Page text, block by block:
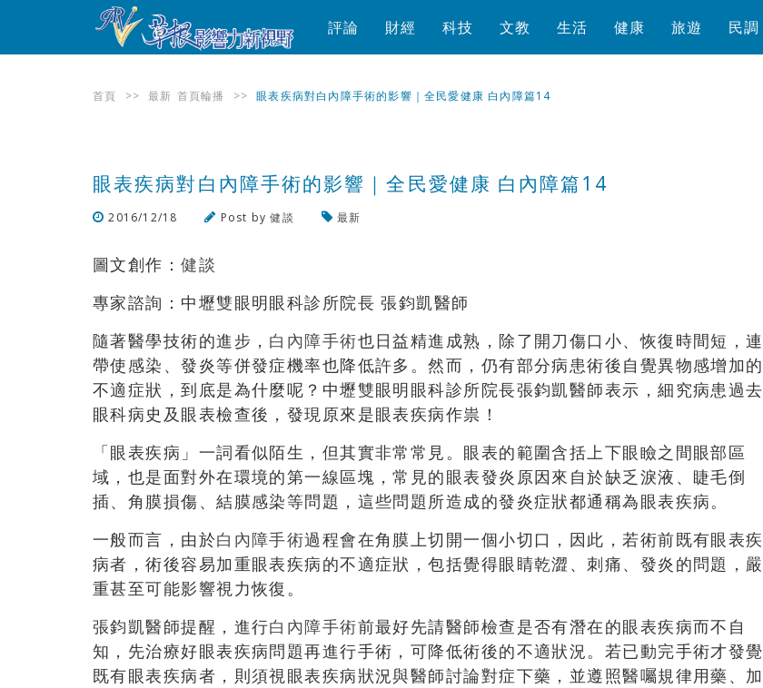
評論 財經 科技 文教 生活 健康 旅遊 民調
首頁 >> 最新 首頁輪播 >> 眼表疾病對白內障手術的影響｜全民愛健康 白內障篇14
眼表疾病對白內障手術的影響｜全民愛健康 白內障篇14
2016/12/18 Post by健談 最新
圖文創作：健談
專家諮詢：中壢雙眼明眼科診所院長 張鈞凱醫師
隨著醫學技術的進步， 白內障手術也日益精進成熟，除了開刀傷口小、恢復時間短，連
帶使感染、發炎等併發症機率也降低許多。然而，仍有部分病患術後自覺異物感增加的
不適症狀，到底是為什麼呢？中壢雙眼明眼科診所院長張鈞凱醫師表示，細究病患過去
眼科病史及眼表檢查後，發現原來是眼表疾病作祟！
「眼表疾病」一詞看似陌生，但其實非常常見。眼表的範圍含括上下眼瞼之間眼部區
域，也是面對外在環境的第一線區塊，常見的眼表發炎原因來自於缺乏淚液、睫毛倒
插、角膜損傷、結膜感染等問題，這些問題所造成的發炎症狀都通稱為眼表疾病。
一般而言，由於白內障手術過程會在角膜上切開一個小切口，因此，若術前既有眼表疾
病者，術後容易加重眼表疾病的不適症狀，包括覺得眼睛乾澀、刺痛、發炎的問題，嚴
重甚至可能影響視力恢復。
張鈞凱醫師提醒，進行白內障手術前最好先請醫師檢查是否有潛在的眼表疾病而不自
知，先治療好眼表疾病問題再進行手術，可降低術後的不適狀況。若已動完手術才發覺
既有眼表疾病者，則須視眼表疾病狀況與醫師討論對症下藥，並遵照醫囑規律用藥、加